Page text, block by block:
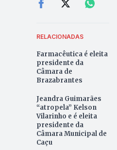
RELACIONADAS
Farmacêutica é eleita
presidente da
Câmara de
Brazabrantes
Jeandra Guimarães
“atropela” Kelson
Vilarinho e é eleita
presidente da
Câmara Municipal de
Caçu